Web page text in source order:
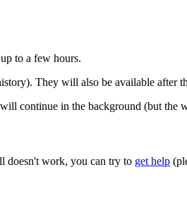
to a few hours.
They will also be available after
continue in the background (but the
doesn't work, you can try to get help